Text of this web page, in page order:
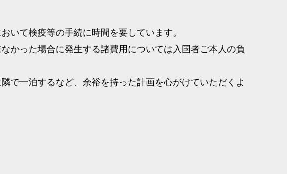
いて検疫等の手続に時間を要しています。
かった場合に発生する諸費用については入国者ご本人の負
で一泊するなど、余裕を持った計画を心がけていただくよ